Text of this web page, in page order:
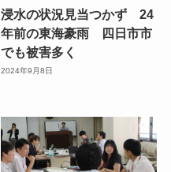
浸水の状況見当つかず 24
年前の東海豪雨 四日市市
でも被害多く
2024年9月8日